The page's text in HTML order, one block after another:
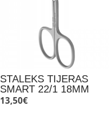
STALEKS TIJERAS
SMART 22/1 18MM
13,50€